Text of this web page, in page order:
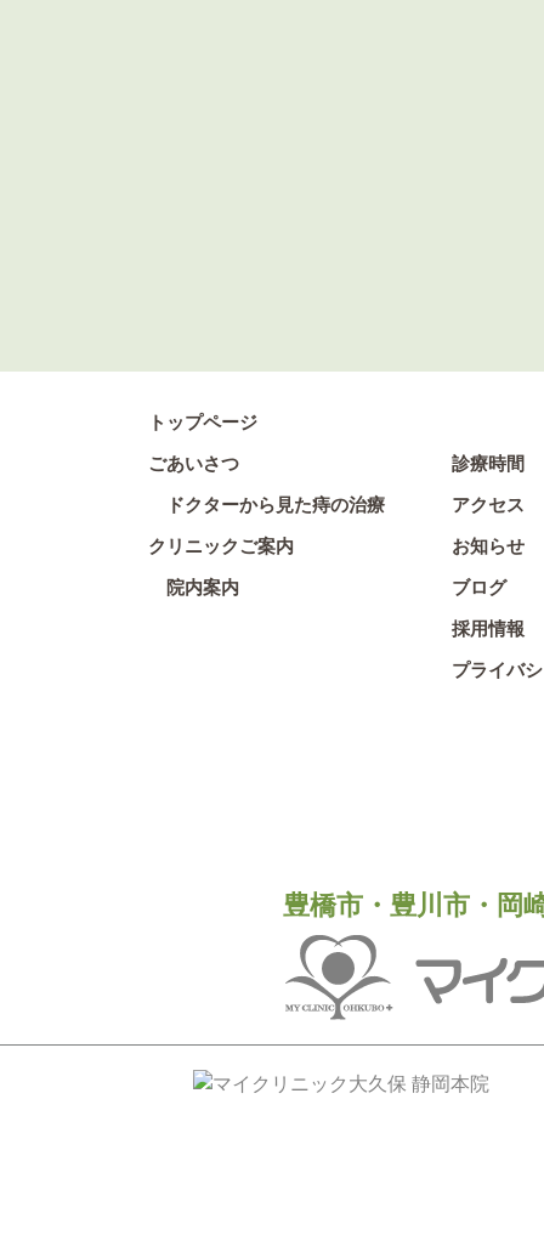
トップページ
ごあいさつ
ドクターから見た痔の治療
クリニックご案内
院内案内
診療時間
アクセス
お知らせ
ブログ
採用情報
プライバ
豊橋市・豊川市・岡